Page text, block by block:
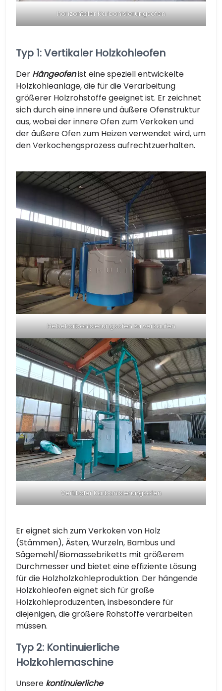
horizontaler Karbonisierungsofen
Typ 1: Vertikaler Holzkohleofen
Der Hängeofenist eine speziell entwickelte
Holzkohleanlage, die für die Verarbeitung
größerer Holzrohstoffe geeignet ist. Er zeichnet
sich durch eine innere und äußere Ofenstruktur
aus, wobei der innere Ofen zum Verkoken und
der äußere Ofen zum Heizen verwendet wird, um
den Verkochengsprozess aufrechtzuerhalten.
Hebekarbonisierungsofen zu verkaufen
Vertikaler Karbonisierungsofen
Er eignet sich zum Verkoken von Holz
(Stämmen), Ästen, Wurzeln, Bambus und
Sägemehl/Biomassebriketts mit größerem
Durchmesser und bietet eine effiziente Lösung
für die Holzholzkohleproduktion. Der hängende
Holzkohleofen eignet sich für große
Holzkohleproduzenten, insbesondere für
diejenigen, die größere Rohstoffe verarbeiten
müssen.
Typ 2: Kontinuierliche
Holzkohlemaschine
Unsere kontinuierliche